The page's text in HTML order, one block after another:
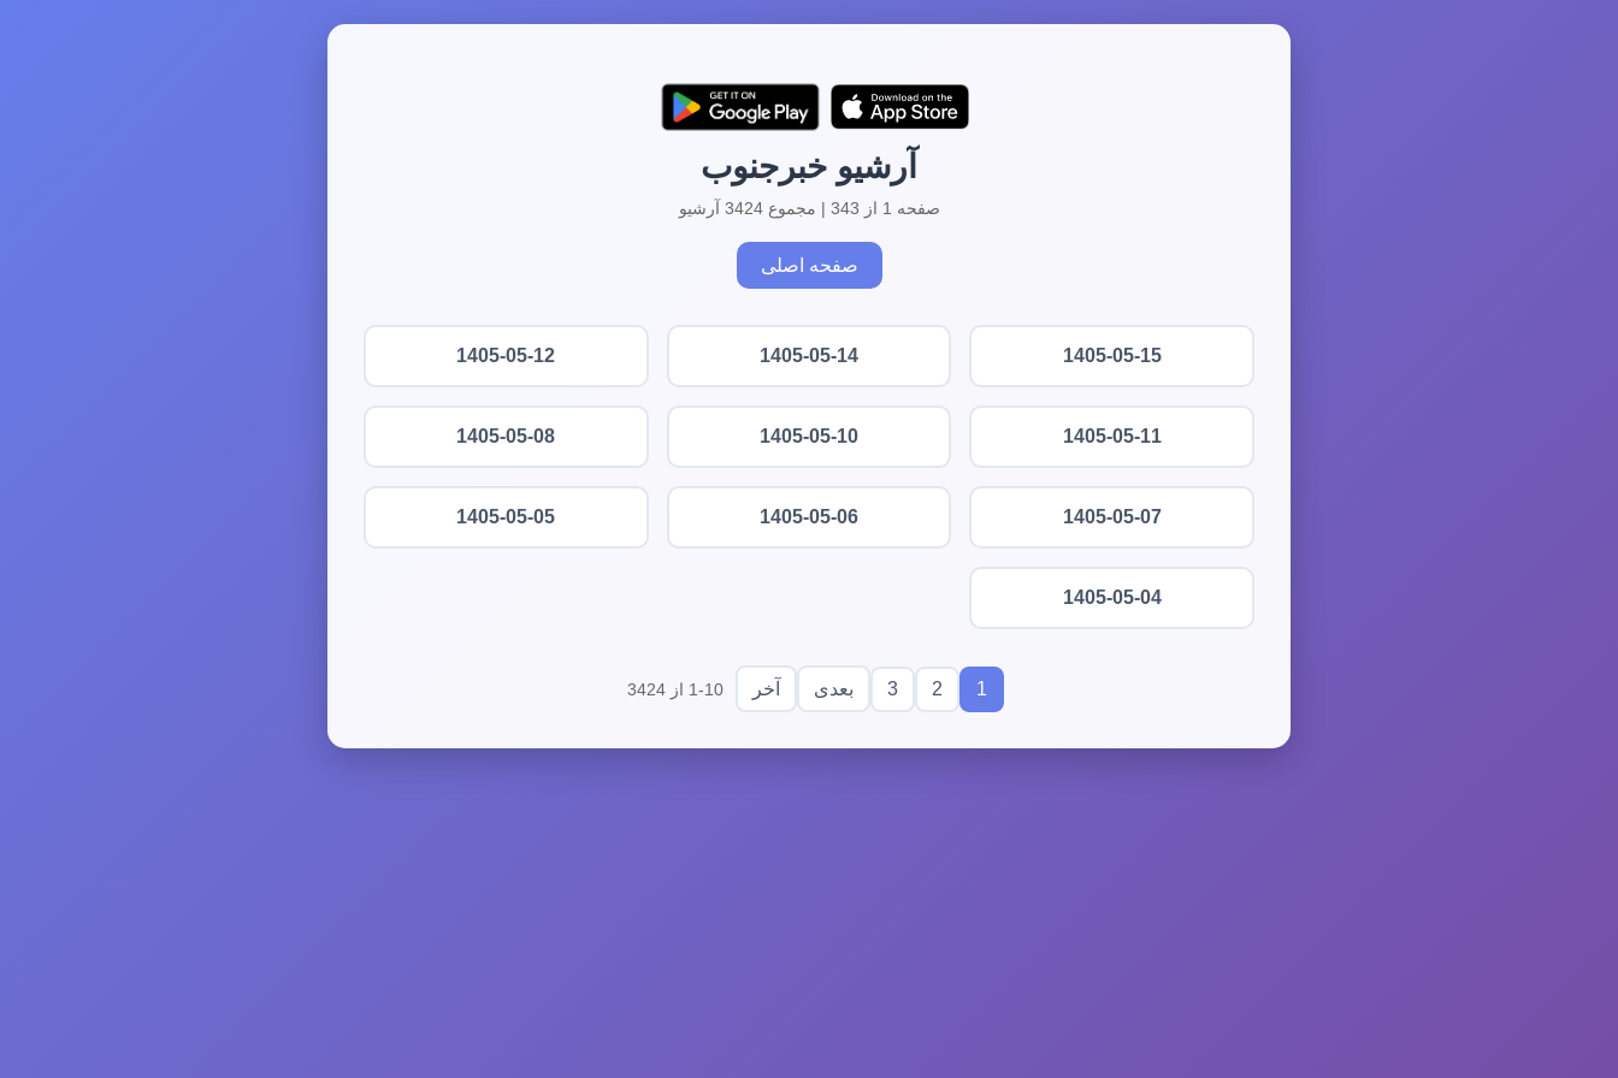
آرشیو خبرجنوب
صفحه 1 از 343 | مجموع 3424 آرشیو
صفحه اصلی
1405-05-15
1405-05-14
1405-05-12
1405-05-11
1405-05-10
1405-05-08
1405-05-07
1405-05-06
1405-05-05
1405-05-04
1
2
3 بعدی آخر 1-10 از 3424